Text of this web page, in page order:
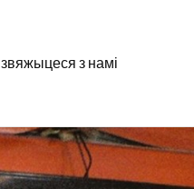
звяжыцеся з намі